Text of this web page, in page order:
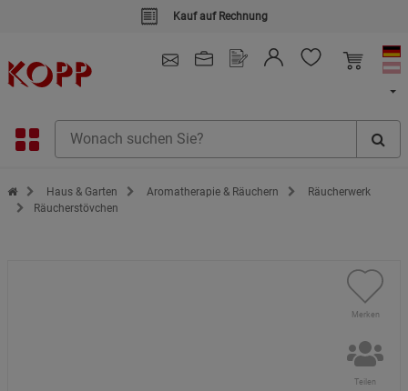
Kauf auf Rechnung
Zur Startseite des Kopp Verlag Online-Shop
Haus & Garten Aromatherapie & Räuchern
Räucherwerk
Räucherstövchen
Merken
Teilen